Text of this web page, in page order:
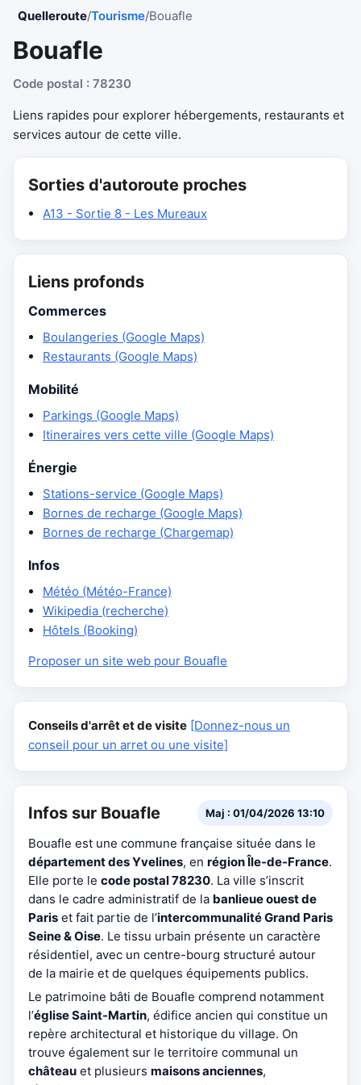
Quelleroute/Tourisme/Bouafle
Bouafle
Code postal : 78230
Liens rapides pour explorer hébergements, restaurants et
services autour de cette ville.
Sorties d'autoroute proches
A13 - Sortie 8 - Les Mureaux
Liens profonds
Commerces
Boulangeries (Google Maps)
Restaurants (Google Maps)
Mobilité
Parkings (Google Maps)
Itineraires vers cette ville (Google Maps)
Énergie
Stations-service (Google Maps)
Bornes de recharge (Google Maps)
Bornes de recharge (Chargemap)
Infos
Météo (Météo-France)
Wikipedia (recherche)
Hôtels (Booking)
Proposer un site web pour Bouafle
Conseils d'arrêt et de visite [Donnez-nous un
conseil pour un arret ou une visite]
Infos sur Bouafle Maj : 01/04/2026 13:10
Bouafle est une commune française située dans le
département des Yvelines, en région Île-de-France.
Elle porte le code postal 78230. La ville s’inscrit
dans le cadre administratif de la banlieue ouest de
Paris et fait partie de l’intercommunalité Grand Paris
Seine & Oise. Le tissu urbain présente un caractère
résidentiel, avec un centre-bourg structuré autour
de la mairie et de quelques équipements publics.
Le patrimoine bâti de Bouafle comprend notamment
l’église Saint-Martin, édifice ancien qui constitue un
repère architectural et historique du village. On
trouve également sur le territoire communal un
château et plusieurs maisons anciennes,